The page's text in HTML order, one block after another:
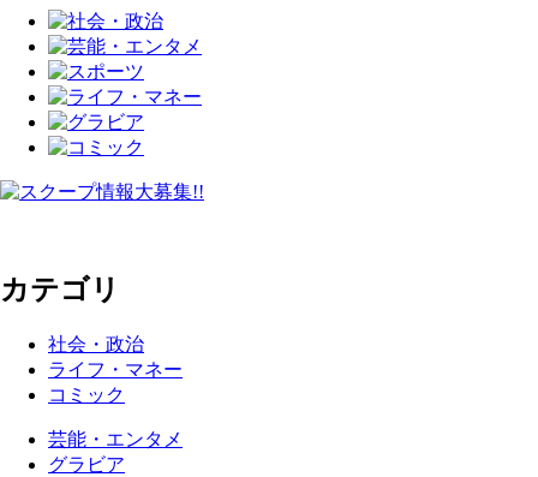
カテゴリ
社会・政治
ライフ・マネー
コミック
芸能・エンタメ
グラビア